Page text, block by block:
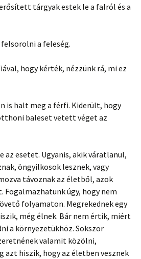
tárgyak estek le a falról és a
a feleség.
hogy kérték, nézzünk rá, mi ez
is halt meg a férfi. Kiderült, hogy
baleset vetett véget az
esetet. Ugyanis, akik váratlanul,
öngyilkosok lesznek, vagy
távoznak az életből, azok
Fogalmazhatunk úgy, hogy nem
folyamaton. Megrekednek egy
még élnek. Bár nem értik, miért
a környezetükhöz. Sokszor
valamit közölni,
hiszik, hogy az életben vesznek